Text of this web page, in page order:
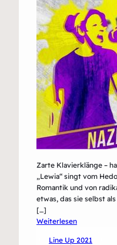
Zarte Klavierklänge –
„Lewia“ singt vom
Romantik und von
etwas, das sie selbst
[…]
Weiterlesen:
Line Up 2021